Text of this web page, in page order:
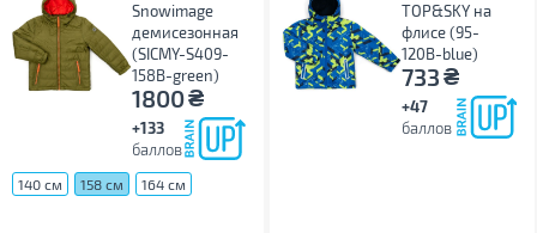
Snowimage
демисезонная
(SICMY-S409-
158B-green)
1800₴
+133
баллов
140 см 158 см 164 см
TOP&SKY на
флисе (95-
120B-blue)
733₴
+47
баллов